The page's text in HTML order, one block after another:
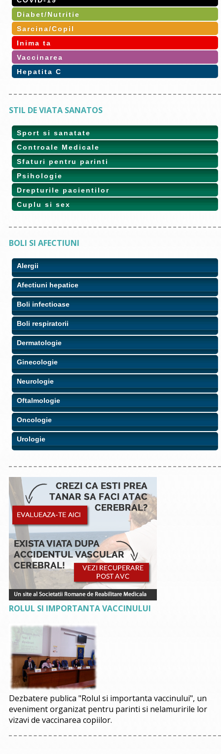
Diabet/Nutritie
Sarcina/Copil
Inima ta
Vaccinarea
Hepatita C
STIL DE VIATA SANATOS
Sport si sanatate
Controale Medicale
Sfaturi pentru parinti
Psihologie
Drepturile pacientilor
Cuplu si sex
BOLI SI AFECTIUNI
Alergii
Afectiuni hepatice
Boli infectioase
Boli respiratorii
Dermatologie
Ginecologie
Neurologie
Oftalmologie
Oncologie
Urologie
ROLUL SI IMPORTANTA VACCINULUI
Dezbatere publica "Rolul si importanta vaccinului", un
eveniment organizat pentru parinti si nelamuririle lor
vizavi de vaccinarea copiilor.